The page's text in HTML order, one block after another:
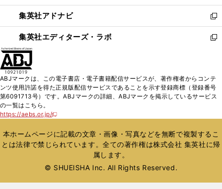
開
く
ウ
で
開
く
ン
ド
ウ
で
ウ
ィ
ン
ド
く
集英社アドナビ
新
し
い
ド
ウ
で
集英社エディターズ・ラボ
新
ィ
ン
ド
開
く
ABJマークは、この電子書店・電子書籍配信サービスが、著作権者からコンテ
ンツ使用許諾を得た正規版配信サービスであることを示す登録商標（登録番号
第6091713号）です。ABJマークの詳細、ABJマークを掲示しているサービス
の一覧はこちら。
https://aebs.or.jp/
新
い
ウ
ィ
ウ
本ホームページに記載の文章・画像・写真などを無断で複製するこ
とは法律で禁じられています。全ての著作権は株式会社 集英社に帰
属します。
© SHUEISHA Inc. All Rights Reserved.